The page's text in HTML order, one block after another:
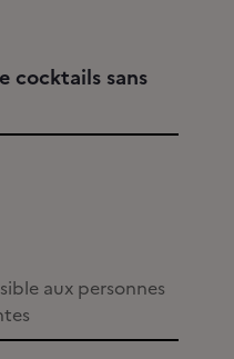
cocktails sans
aux personnes